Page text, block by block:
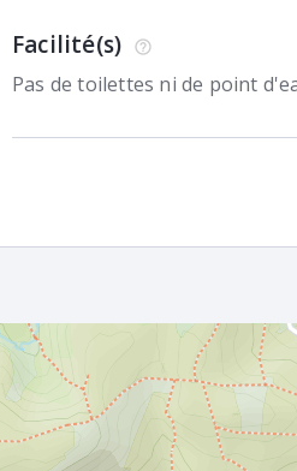
Facilité(s)
Pas de toilettes ni de point